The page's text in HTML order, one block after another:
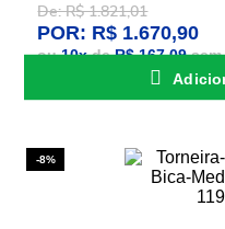
De: R$ 1.821,01
POR: R$ 1.670,90
ou10xdeR$ 167,09sem
-8%